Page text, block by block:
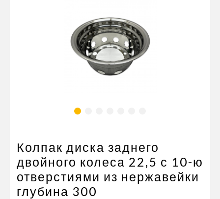
Автономное отопление и
кондиционировани
Стяжные ремни и тросы
Колпак диска заднего
двойного колеса 22,5 с 10-ю
отверстиями из нержавейки
глубина 300